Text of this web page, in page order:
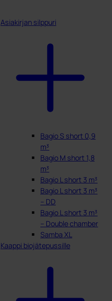
Asiakirjan silppuri
Bagio S short 0,9
m³
Bagio M short 1,8
m³
Bagio L short 3 m³
Bagio L short 3 m³
– DD
Bagio L short 3 m³
– Double chamber
Samba XL
Kaappi biojätepussille